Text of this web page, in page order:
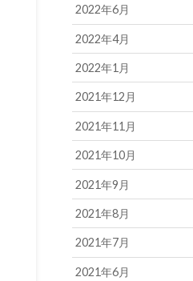
2022年6月
2022年4月
2022年1月
2021年12月
2021年11月
2021年10月
2021年9月
2021年8月
2021年7月
2021年6月